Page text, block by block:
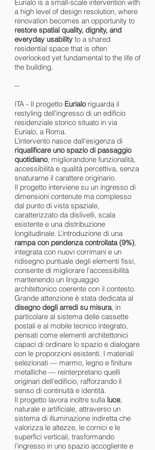
Eurialo is a small-scale intervention with
a high level of design resolution, where
renovation becomes an opportunity to
restore spatial quality, dignity, and
everyday usability to a shared
residential space that is often
overlooked yet fundamental to the life of
the building.
--
ITA - Il progetto Eurialoriguarda il
restyling dell’ingresso di un edificio
residenziale storico situato in via
Eurialo, a Roma.
L’intervento nasce dall’esigenza di
riqualificare uno spazio di passaggio
quotidiano, migliorandone funzionalità,
accessibilità e qualità percettiva, senza
snaturarne il carattere originario.
Il progetto interviene su un ingresso di
dimensioni contenute ma complesso
dal punto di vista spaziale,
caratterizzato da dislivelli, scala
esistente e una distribuzione
longitudinale. L’introduzione di una
rampa con pendenza controllata (9%),
integrata con nuovi corrimani e un
ridisegno puntuale degli elementi fissi,
consente di migliorare l’accessibilità
mantenendo un linguaggio
architettonico coerente con il contesto.
Grande attenzione è stata dedicata al
disegno degli arredi su misura, in
particolare al sistema delle cassette
postali e al mobile tecnico integrato,
pensati come elementi architettonici
capaci di ordinare lo spazio e dialogare
con le proporzioni esistenti. I materiali
selezionati — marmo, legno e finiture
metalliche — reinterpretano quelli
originari dell’edificio, rafforzando il
senso di continuità e identità.
Il progetto lavora inoltre sulla luce,
naturale e artificiale, attraverso un
sistema di illuminazione indiretta che
valorizza le altezze, le cornici e le
superfici verticali, trasformando
l’ingresso in uno spazio accogliente e